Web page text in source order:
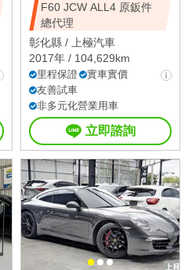
F60 JCW ALL4 原鈑件
總代理
彰化縣 /
上極汽車
2017年 / 104,629km
里程保證
實車實價
友善試車
非多元化營業用車
立即諮詢